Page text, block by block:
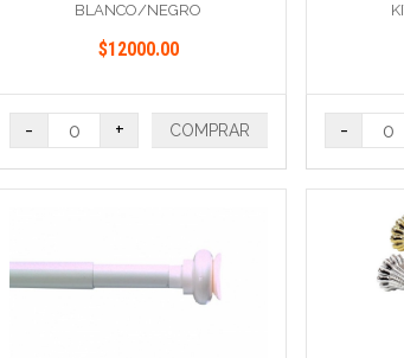
BLANCO/NEGRO
$12000.00
- + COMPRAR -